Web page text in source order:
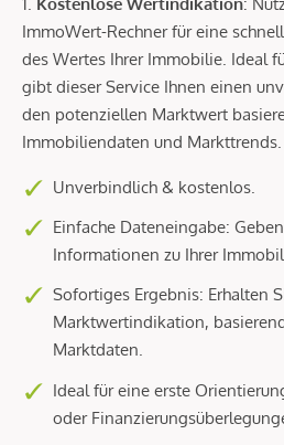
ImmoWert-Rechner für eine
des Wertes Ihrer Immobilie. Ideal
gibt dieser Service Ihnen einen
den potenziellen Marktwert
Immobiliendaten und Markttrends.
Unverbindlich & kostenlos.
Einfache Dateneingabe:
Informationen zu Ihrer
Sofortiges Ergebnis: Erhalten
Marktwertindikation,
Marktdaten.
Ideal für eine erste
oder